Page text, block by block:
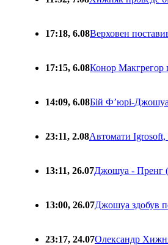
17:18, 6.08Верховен
17:15, 6.08Конор Макгрегор
14:09, 6.08Бій Ф’юрі-
23:11, 2.08Автомати Igrosoft,
13:11, 26.07Джошуа - Пренг
13:00, 26.07Джошуа здобув
23:17, 24.07Олександр